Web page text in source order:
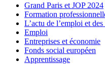
Grand Paris et JOP 2024
Formation
L’actu de l’emploi et
Emploi
Entreprises et économie
Fonds social européen
Apprentissage